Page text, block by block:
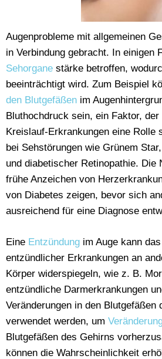
Augenprobleme mit allgemeinen
in Verbindung gebracht. In einigen
Sehorgane stärke betroffen,
beeinträchtigt wird. Zum Beispiel
den Blutgefäßen im
Bluthochdruck sein, ein Faktor,
Kreislauf-Erkrankungen eine Rolle
bei Sehstörungen wie Grünem
und diabetischer Retinopathie. Die
frühe Anzeichen von
von Diabetes zeigen, bevor sich
ausreichend für eine Diagnose
Eine Entzündung im Auge kann
entzündlicher Erkrankungen an
Körper widerspiegeln, wie z. B.
entzündliche Darmerkrankungen
Veränderungen in den Blutgefäßen
verwendet werden, um
Blutgefäßen des Gehirns
können die Wahrscheinlichkeit